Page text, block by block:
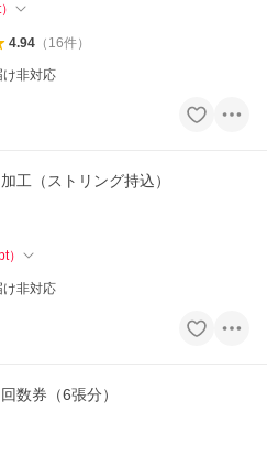
）
4.94（ 16件）
け非対応
工（ストリング持込）
）
け非対応
数券（6張分）